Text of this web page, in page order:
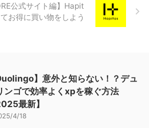
った部
する力
公式サイト編】Hapit
お得に買い物をしよう
】意外と知らない！？デュ
ンゴで効率よくxpを稼ぐ方法
最新】
4/18